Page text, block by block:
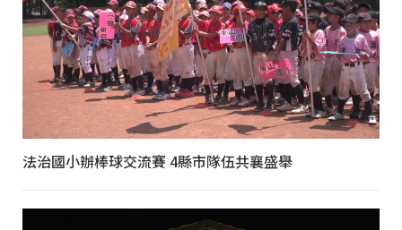
法治國小辦棒球交流賽 4縣市隊伍共襄盛舉